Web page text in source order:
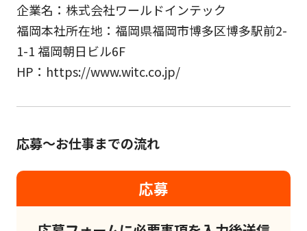
企業名：株式会社ワールドインテック
福岡本社所在地：福岡県福岡市博多区博多駅前2-
1-1 福岡朝日ビル6F
HP：https://www.witc.co.jp/
応募～お仕事までの流れ
応募